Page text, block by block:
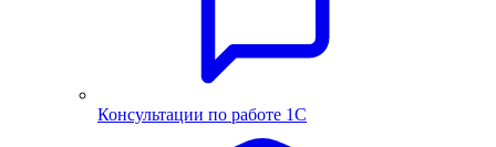
Консультации по работе 1С